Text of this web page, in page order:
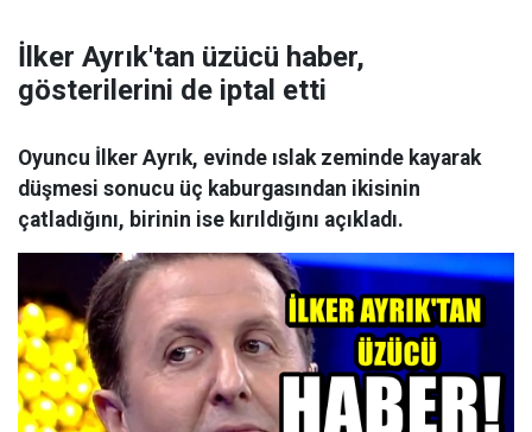
İlker Ayrık'tan üzücü haber,
gösterilerini de iptal etti
Oyuncu İlker Ayrık, evinde ıslak zeminde kayarak
düşmesi sonucu üç kaburgasından ikisinin
çatladığını, birinin ise kırıldığını açıkladı.